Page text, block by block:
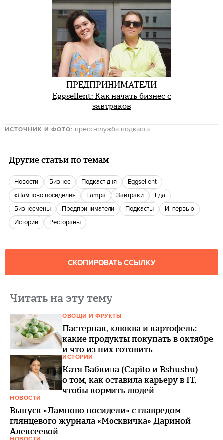
ПРЕДПРИНИМАТЕЛИ
Eggsellent: Как начать бизнес с
завтраков
ИСТОЧНИК И ФОТО: пресс-служба подкаста
Другие статьи по темам
новости бизнес Подкаст дня
Eggsellent
«Лампово посидели»
Lampa Завтраки
еда
бизнесмены
Предприниматели Подкасты
интервью
истории
рестораны
СКОПИРОВАТЬ ССЫЛКУ
Читать на эту тему
ОВОЩИ И ФРУКТЫ
Пастернак, клюква и картофель:
какие продукты покупать в октябре
и что из них готовить
ИСТОРИИ
Катя Бабкина (Capito и Bshushu) —
о том, как оставила карьеру в IT,
чтобы кормить людей
НОВОСТИ
Выпуск «Лампово посидели» с главредом
глянцевого журнала «Москвичка» Дариной
Алексеевой